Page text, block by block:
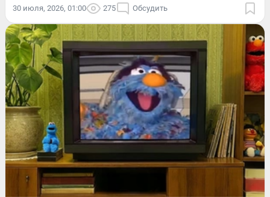
30 июля, 2026, 01:00 275 Обсудить